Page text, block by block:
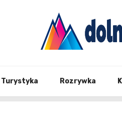
Turystyka Rozrywka